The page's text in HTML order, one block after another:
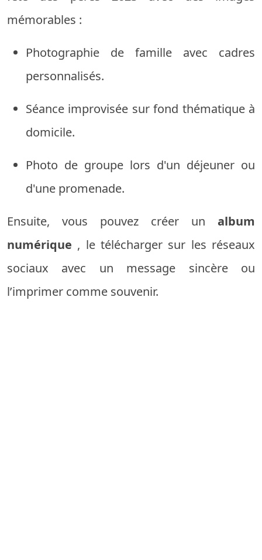
mémorables :
Photographie de famille avec cadres
personnalisés.
Séance improvisée sur fond thématique à
domicile.
Photo de groupe lors d'un déjeuner ou
d'une promenade.
Ensuite, vous pouvez créer un album
numérique , le télécharger sur les réseaux
sociaux avec un message sincère ou
l’imprimer comme souvenir.